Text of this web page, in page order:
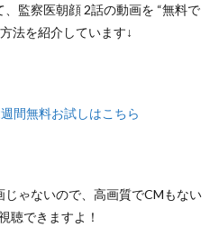
監察医朝顔 2話の動画を “無料で
法を紹介しています↓
間無料お試しはこちら
じゃないので 、高画質でCMもない
聴できますよ！